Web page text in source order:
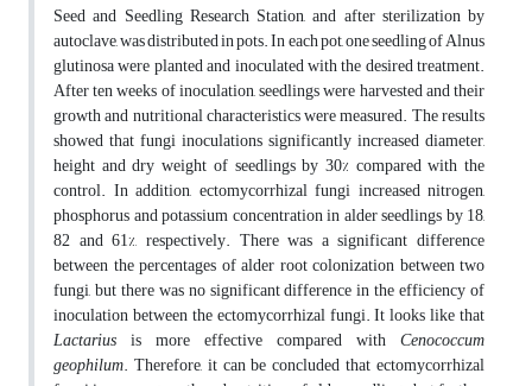
Seed and Seedling Research Station, and after sterilization by
autoclave, was distributed in pots. In each pot, one seedling of Alnus
glutinosa were planted and inoculated with the desired treatment.
After ten weeks of inoculation, seedlings were harvested and their
growth and nutritional characteristics were measured. The results
showed that fungi inoculations significantly increased diameter,
height and dry weight of seedlings by 30% compared with the
control. In addition, ectomycorrhizal fungi increased nitrogen,
phosphorus and potassium concentration in alder seedlings by 18,
82 and 61%, respectively. There was a significant difference
between the percentages of alder root colonization between two
fungi, but there was no significant difference in the efficiency of
inoculation between the ectomycorrhizal fungi. It looks like that
Lactarius is more effective compared with Cenococcum
geophilum. Therefore, it can be concluded that ectomycorrhizal